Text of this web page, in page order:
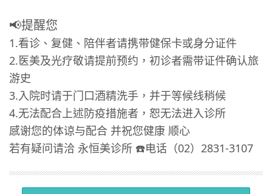
📢提醒您
1.看诊、复健、陪伴者请携带健保卡或身分证件
2.医美及光疗敬请提前预约，初诊者需带证件确认旅
游史
3.入院时请于门口酒精洗手，并于等候线稍候
4.无法配合上述防疫措施者，恕无法进入诊所
感谢您的体谅与配合 并祝您健康 顺心
若有疑问请洽 永恒美诊所 ☎️电话（02）2831-3107